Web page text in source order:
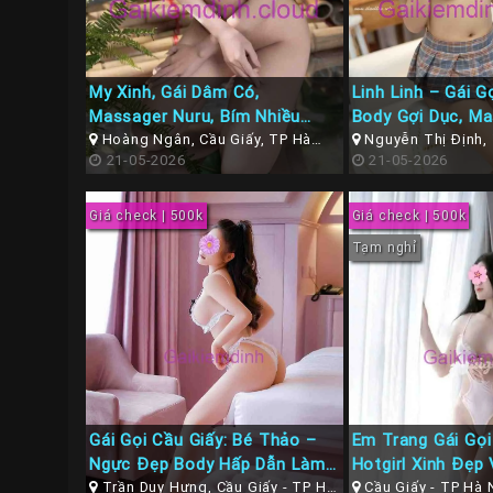
My Xinh, Gái Dâm Có,
Massager Nuru, Bím Nhiều
Nước, Hàng Chất Lượng, Có
Nhận Ship
Hoàng Ngân, Cầu Giấy, TP Hà
Nội21-05-2026
Linh Linh – Gái
Body Gợi Dục,
Hêt Nước Chấm
Hà Nội
Nguyễn Thị Định,
Cầu Giấy, TP Hà Nội
21-05-2026
Giá check | 500k
Gái Gọi Cầu Giấy: Bé Thảo –
Ngực Đẹp Body Hấp Dẫn Làm
Tình Chuyên Nghiệp
Trần Duy Hưng, Cầu Giấy - TP Hà
Giá check | 500k
Tạm nghỉ
Em Trang Gái
Hotgirl Xinh Đẹp
Đẹp
Cầu Giấy - TP Hà